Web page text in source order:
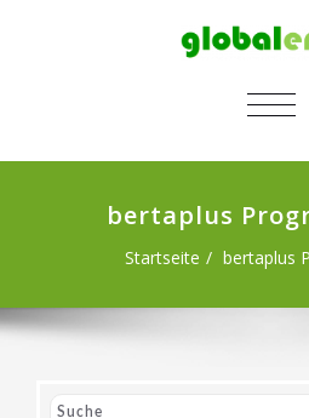
bertaplus
Startseite bertaplus